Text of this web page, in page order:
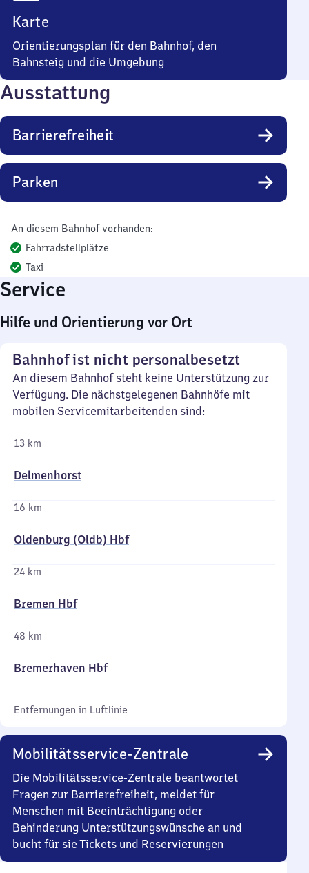
Karte
Orientierungsplan für den Bahnhof, den
Bahnsteig und die Umgebung
Ausstattung
Barrierefreiheit
Parken
An diesem Bahnhof vorhanden:
Fahrradstellplätze
Taxi
Service
Hilfe und Orientierung vor Ort
Bahnhof ist nicht personalbesetzt
An diesem Bahnhof steht keine Unterstützung zur
Verfügung. Die nächstgelegenen Bahnhöfe mit
mobilen Servicemitarbeitenden sind:
13 km
Delmenhorst
16 km
Oldenburg (Oldb) Hbf
24 km
Bremen Hbf
48 km
Bremerhaven Hbf
Entfernungen in Luftlinie
Mobilitätsservice-Zentrale
Die Mobilitätsservice-Zentrale beantwortet
Fragen zur Barrierefreiheit, meldet für
Menschen mit Beeinträchtigung oder
Behinderung Unterstützungswünsche an und
bucht für sie Tickets und Reservierungen